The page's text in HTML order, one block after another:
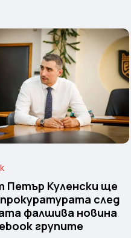
Петър Куленски ще
след
фалшива новина
групите